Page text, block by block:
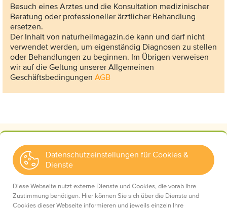
Besuch eines Arztes und die Konsultation medizinischer
Beratung oder professioneller ärztlicher Behandlung
ersetzen.
Der Inhalt von naturheilmagazin.de kann und darf nicht
verwendet werden, um eigenständig Diagnosen zu stellen
oder Behandlungen zu beginnen. Im Übrigen verweisen
wir auf die Geltung unserer Allgemeinen
Geschäftsbedingungen AGB
Mediadaten
Datenschutzeinstellungen für Cookies &
Dienste
Diese Webseite nutzt externe Dienste und Cookies, die vorab Ihre
Zustimmung benötigen. Hier können Sie sich über die Dienste und
Cookies dieser Webseite informieren und jeweils einzeln Ihre